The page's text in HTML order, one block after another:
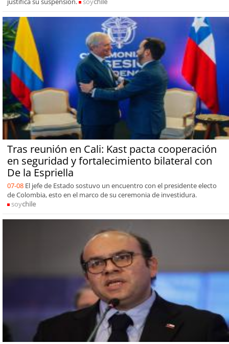
Tras reunión en Cali: Kast pacta cooperación
en seguridad y fortalecimiento bilateral con
De la Espriella
07-08 El jefe de Estado sostuvo un encuentro con el presidente electo
de Colombia, esto en el marco de su ceremonia de investidura.
soychile